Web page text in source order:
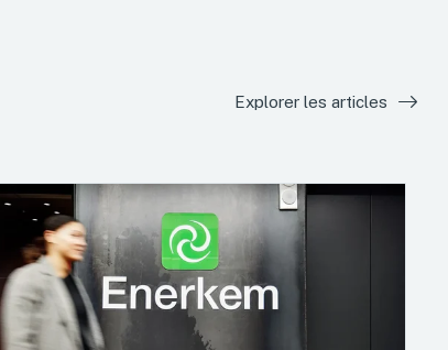
Explorer les articles